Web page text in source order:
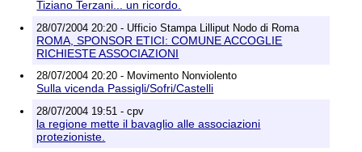
Tiziano Terzani... un ricordo.
28/07/2004 20:20 - Ufficio Stampa Lilliput Nodo di Roma
ROMA, SPONSOR ETICI: COMUNE ACCOGLIE
RICHIESTE ASSOCIAZIONI
28/07/2004 20:20 - Movimento Nonviolento
Sulla vicenda Passigli/Sofri/Castelli
28/07/2004 19:51 - cpv
la regione mette il bavaglio alle associazioni
protezioniste.